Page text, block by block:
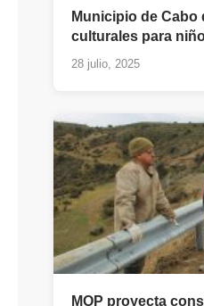
Municipio de
culturales para
28 julio, 2025
MOP proyecta